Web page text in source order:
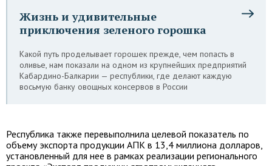
Жизнь и удивительные
приключения зеленого горошка
Какой путь проделывает горошек прежде, чем попасть в
оливье, нам показали на одном из крупнейших предприятий
Кабардино-Балкарии — республики, где делают каждую
восьмую банку овощных консервов в России
Республика также перевыполнила целевой показатель по
объему экспорта продукции АПК в 13,4 миллиона долларов,
установленный для нее в рамках реализации регионального